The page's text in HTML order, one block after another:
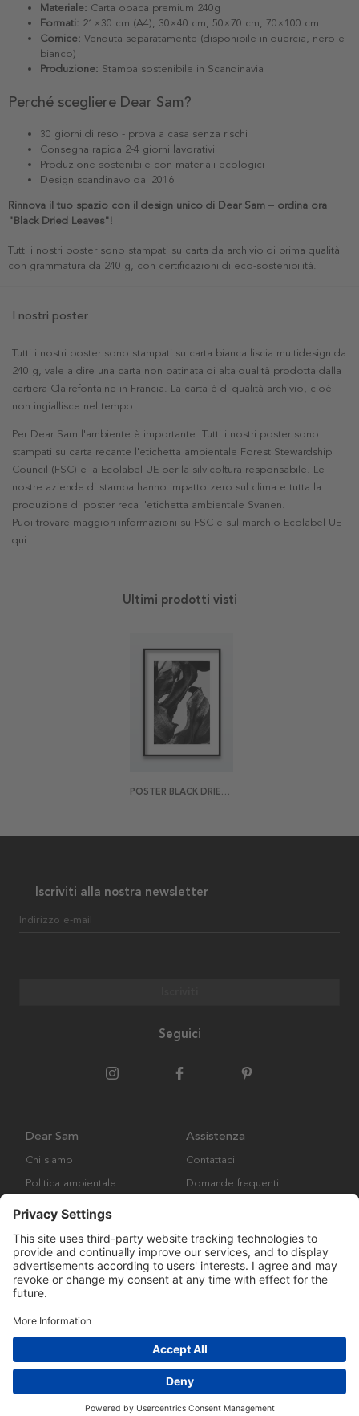
Materiale: Carta opaca premium 240g
Formati: 21×30 cm (A4), 30×40 cm, 50×70 cm, 70×100 cm
Cornice: Venduta separatamente (disponibile in quercia, nero e
bianco)
Produzione: Stampa sostenibile in Scandinavia
Perché scegliere Dear Sam?
30 giorni di reso - prova a casa senza rischi
Consegna rapida 2-4 giorni lavorativi
Produzione sostenibile con materiali ecologici
Design scandinavo dal 2016
Rinnova il tuo spazio con il design unico di Dear Sam – ordina ora
"Black Dried Leaves"!
Tutti i nostri poster sono stampati su carta da archivio di prima qualità
con grammatura da 240 g, con certificazioni di eco-sostenibilità.
I nostri poster
Tutti i nostri poster sono stampati su carta bianca liscia multidesign da
240 g, vale a dire una carta non patinata di alta qualità prodotta dalla
cartiera Clairefontaine in Francia. La carta è di qualità archivio, cioè
non ingiallisce nel tempo.
Per Dear Sam l'ambiente è importante. Tutti i nostri poster sono
stampati su carta recante l'etichetta ambientale Forest Stewardship
Council (FSC) e la Ecolabel UE per la silvicoltura responsabile. Le
nostre aziende di stampa hanno impatto zero sul clima e tutta la
produzione di poster reca l'etichetta ambientale Svanen.
Puoi trovare maggiori informazioni su FSC e sul marchio Ecolabel UE
qui.
Ultimi prodotti visti
POSTER BLACK DRIED LEAVES
Iscriviti alla nostra newsletter
Indirizzo e-mail
Seguici
Dear Sam
Chi siamo
Politica ambientale
Collaborazione
Assistenza
Contattaci
Domande frequenti